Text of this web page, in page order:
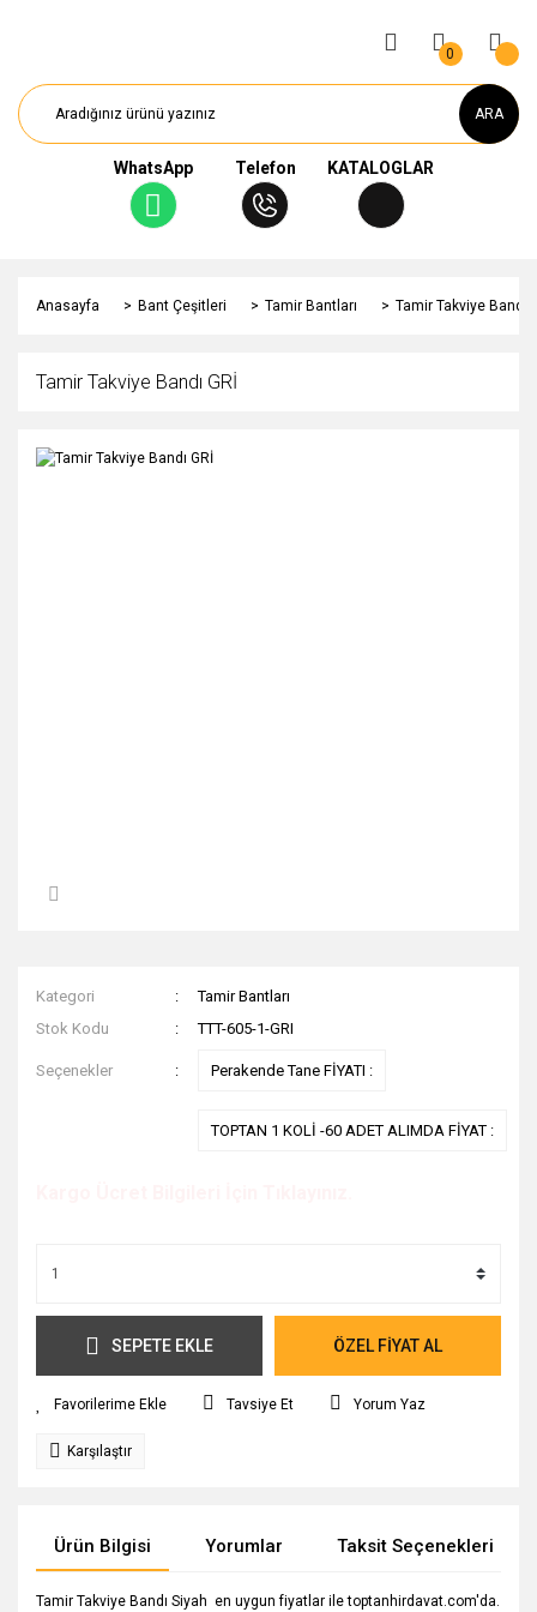
ARA
WhatsApp Telefon KATALOGLAR
0
Anasayfa Bant Çeşitleri Tamir Bantları Tamir Takviye Bandı
Tamir Takviye Bandı GRİ
Kategori
Tamir Bantları
Stok Kodu
TTT-605-1-GRI
Seçenekler Perakende Tane FİYATI :
TOPTAN 1 KOLİ -60 ADET ALIMDA FİYAT :
SEPETE EKLE ÖZEL FİYAT AL
Tavsiye Et Yorum Yaz
Karşılaştır
Ürün Bilgisi Yorumlar Taksit Seçenekleri
Tamir Takviye Bandı Siyah en uygun fiyatlar ile toptanhirdavat.com'da.